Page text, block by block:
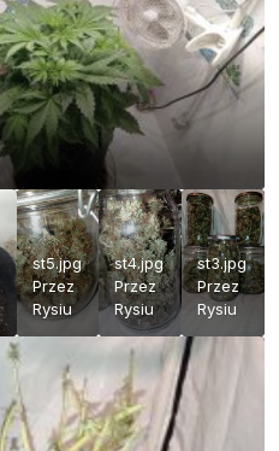
st5.jpg
Przez
Rysiu
st4.jpg
Przez
Rysiu
st3.jpg
Przez
Rysiu